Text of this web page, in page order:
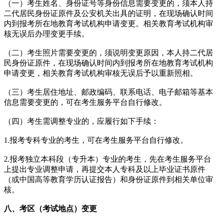
（一）考生姓名、身份证号等身份信息需要变更的，须本人持
二代居民身份证原件及公安机关出具的证明，在现场确认时间
内到报考所在地教育考试机构申请变更。相关教育考试机构审
核无误后办理变更手续。
（二）考生照片需要变更的，须说明变更原因，本人持二代居
民身份证原件，在现场确认时间内到报考所在地教育考试机构
申请变更，相关教育考试机构审核无误后予以重新照相。
（三）考生居住地址、邮政编码、联系电话、电子邮箱等基本
信息需要变更的，可在考生服务平台自行修改。
（四）考生需调整专业的，应履行如下手续：
1.报考专科专业的考生，可在考生服务平台自行修改。
2.报考独立本科段（专升本）专业的考生，先在考生服务平台
上提出专业调整申请，再提交本人专科及以上毕业证书原件
（或中国高等教育学历认证报告）和身份证原件到相关单位审
核。
八、考区（考试地点）变更